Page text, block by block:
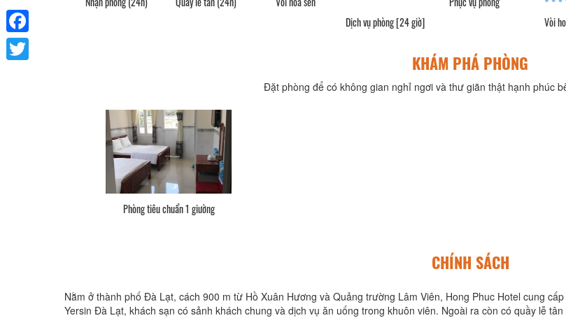
Dịch vụ phòng [24 giờ]
Vòi
KHÁM PHÁ PHÒNG
Đặt phòng để có không gian nghỉ ngơi và thư giãn thật hạnh phúc
Phòng tiêu chuẩn 1 giường
CHÍNH SÁCH
Nằm ở thành phố Đà Lạt, cách 900 m từ Hồ Xuân Hương và Quảng trường Lâm Viên, Hong Phuc Hotel cung
Yersin Đà Lạt, khách sạn có sảnh khách chung và dịch vụ ăn uống trong khuôn viên. Ngoài ra còn có quầy lễ
Facebook